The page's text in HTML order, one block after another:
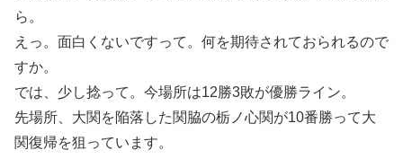
ら。
えっ。面白くないですって。何を期待されておられるので
すか。
では、少し捻って。今場所は12勝3敗が優勝ライン。
先場所、大関を陥落した関脇の栃ノ心関が10番勝って大
関復帰を狙っています。